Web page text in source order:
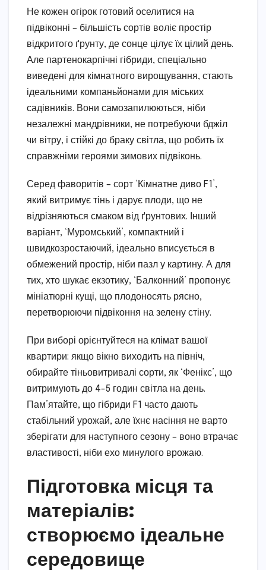
Не кожен огірок готовий оселитися на
підвіконні – більшість сортів воліє простір
відкритого ґрунту, де сонце цілує їх цілий день.
Але партенокарпічні гібриди, спеціально
виведені для кімнатного вирощування, стають
ідеальними компаньйонами для міських
садівників. Вони самозапилюються, ніби
незалежні мандрівники, не потребуючи бджіл
чи вітру, і стійкі до браку світла, що робить їх
справжніми героями зимових підвіконь.
Серед фаворитів – сорт ‘Кімнатне диво F1’,
який витримує тінь і дарує плоди, що не
відрізняються смаком від ґрунтових. Інший
варіант, ‘Муромський’, компактний і
швидкозростаючий, ідеально вписується в
обмежений простір, ніби пазл у картину. А для
тих, хто шукає екзотику, ‘Балконний’ пропонує
мініатюрні кущі, що плодоносять рясно,
перетворюючи підвіконня на зелену стіну.
При виборі орієнтуйтеся на клімат вашої
квартири: якщо вікно виходить на північ,
обирайте тіньовитривалі сорти, як ‘Фенікс’, що
витримують до 4-5 годин світла на день.
Пам’ятайте, що гібриди F1 часто дають
стабільний урожай, але їхнє насіння не варто
зберігати для наступного сезону – воно втрачає
властивості, ніби ехо минулого врожаю.
Підготовка місця та
матеріалів:
створюємо ідеальне
середовище